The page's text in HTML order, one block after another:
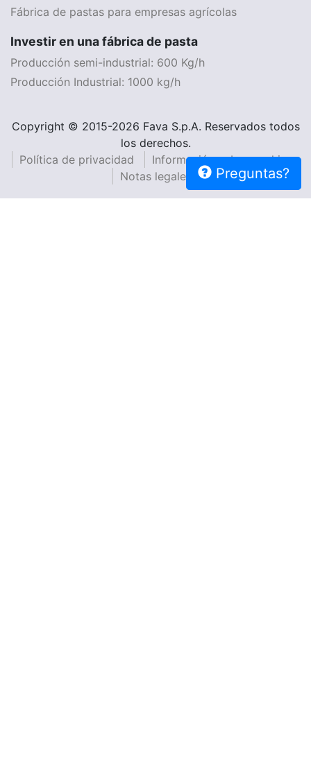
Fábrica de pastas para empresas agrícolas
Investir en una fábrica de pasta
Producción semi-industrial: 600 Kg/h
Producción Industrial: 1000 kg/h
Copyright © 2015-2026 Fava S.p.A. Reservados todos
los derechos.
Política de privacidad
Información sobre cookies
Notas legales
Preguntas?